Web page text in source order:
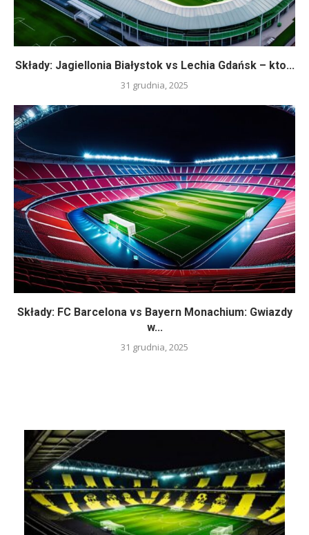
Składy: Jagiellonia Białystok vs Lechia Gdańsk – kto...
31 grudnia, 2025
Składy: FC Barcelona vs Bayern Monachium: Gwiazdy
w...
31 grudnia, 2025